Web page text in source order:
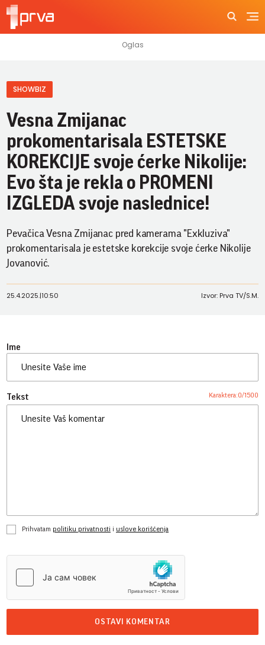
SHOWBIZ
Vesna Zmijanac
prokomentarisala ESTETSKE
KOREKCIJE svoje ćerke Nikolije:
Evo šta je rekla o PROMENI
IZGLEDA svoje naslednice!
Pevačica Vesna Zmijanac pred kamerama "Exkluziva"
prokomentarisala je estetske korekcije svoje ćerke Nikolije
Jovanović.
25.4.2025.|10:50 Izvor: Prva TV/S.M.
Ime
Tekst Karaktera:0/1500
Prihvatam politiku privatnosti i uslove korišćenja
OSTAVI KOMENTAR